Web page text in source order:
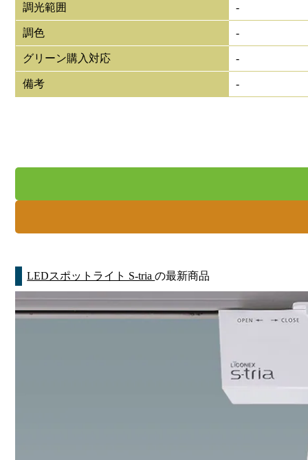
調光範囲 -
調色 -
グリーン購入対応 -
備考 -
LEDスポットライト S-triaの最新商品